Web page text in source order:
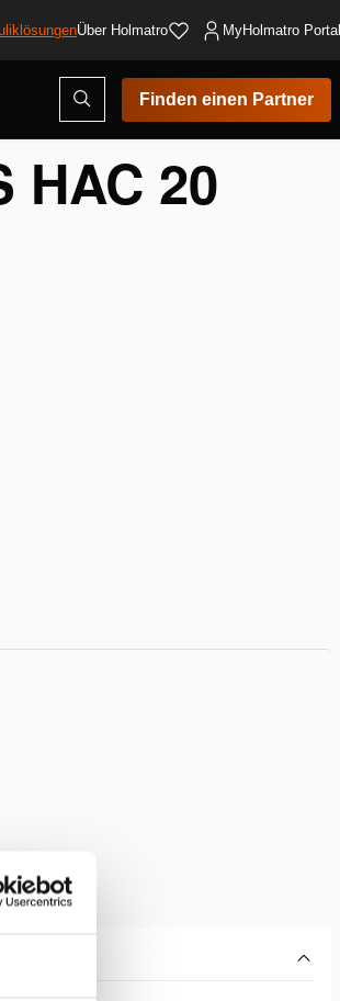
Über Holmatro MyHolmatro
Suchmodus
öffnen
Finden einen Partner
HAC 20